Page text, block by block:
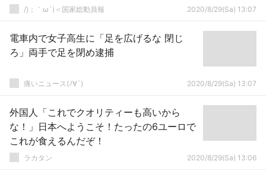
国「あっ（察し」謎の勢力「石破勝
/)；｀ω´)＜国家総動員報 2020/8/29(Sa) 13:07
電車内で女子高生に「足を広げるな 閉じ
ろ」両手で足を閉め逮捕
痛いニュース(ﾉ∀`) 2020/8/29(Sa) 13:07
外国人「これでクオリティーも高いから
な！」日本へようこそ！たったの6ユーロで
これが食えるんだぞ！
ラカタン 2020/8/29(Sa) 13:06